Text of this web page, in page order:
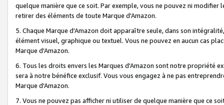
quelque manière que ce soit. Par exemple, vous ne pouvez ni
retirer des éléments de toute Marque d'Amazon.
5. Chaque Marque d'Amazon doit apparaître seule, dans son
élément visuel, graphique ou textuel. Vous ne pouvez en aucun cas
Marque d'Amazon.
6. Tous les droits envers les Marques d'Amazon sont notre propriété
sera à notre bénéfice exclusif. Vous vous engagez à ne pas
Marque d'Amazon.
7. Vous ne pouvez pas afficher ni utiliser de quelque manière que ce